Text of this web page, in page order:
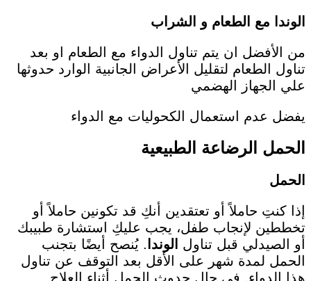
الوندا مع الطعام و الشراب
من الأفضل ان يتم تناول الدواء مع الطعام او بعد
تناول الطعام لتقليل الأعراض الجانبية الوارد حدوثها
علي الجهاز الهضمي
يفضل عدم استعمال الكحوليات مع الدواء
الحمل الرضاعة الطبيعية
الحمل
إذا كنتِ حاملاً أو تعتقدين أنكِ قد تكونين حاملاً أو
تخططين لإنجاب طفل، يجب عليكِ استشارة طبيبك
أو الصيدلي قبل تناول
الوندا . يُنصح أيضًا بتجنب
الحمل لمدة شهر على الأقل بعد التوقف عن تناول
هذا الدواء. في حال حدوث الحمل أثناء العلاج